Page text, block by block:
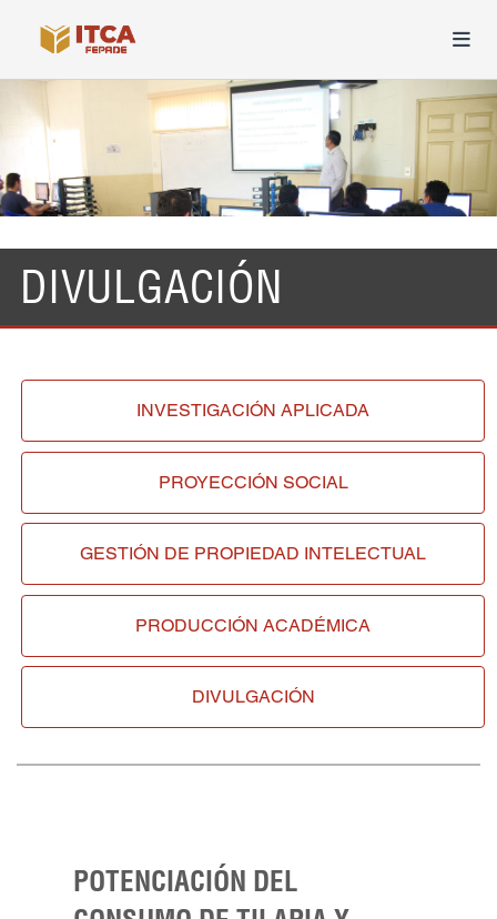
DIVULGACIÓN
INVESTIGACIÓNAPLICADA
PROYECCIÓN SOCIAL
GESTIÓN DE PROPIEDAD INTELECTUAL
PRODUCCIÓN ACADÉMICA
DIVULGACIÓN
POTENCIACIÓN DEL